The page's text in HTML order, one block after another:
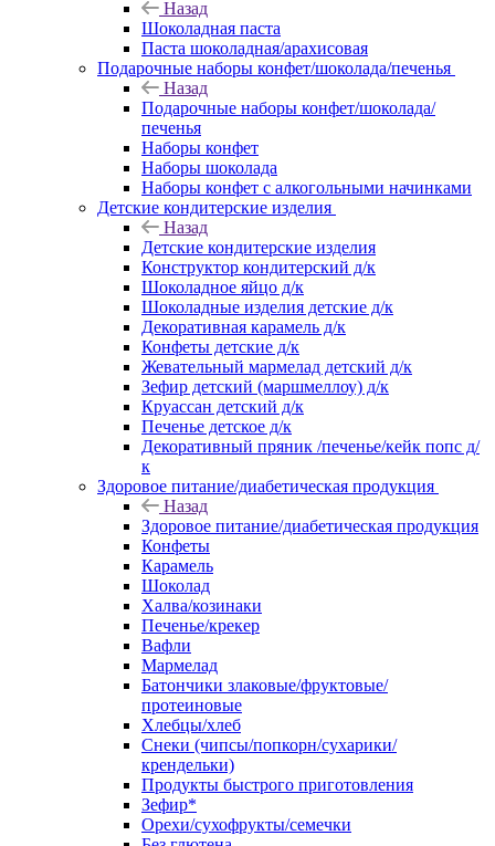
Назад
Шоколадная паста
Паста шоколадная/арахисовая
Подарочные наборы конфет/шоколада/печенья
Назад
Подарочные наборы конфет/шоколада/
печенья
Наборы конфет
Наборы шоколада
Наборы конфет с алкогольными начинками
Детские кондитерские изделия
Назад
Детские кондитерские изделия
Конструктор кондитерский д/к
Шоколадное яйцо д/к
Шоколадные изделия детские д/к
Декоративная карамель д/к
Конфеты детские д/к
Жевательный мармелад детский д/к
Зефир детский (маршмеллоу) д/к
Круассан детский д/к
Печенье детское д/к
Декоративный пряник /печенье/кейк попс д/
к
Здоровое питание/диабетическая продукция
Назад
Здоровое питание/диабетическая продукция
Конфеты
Карамель
Шоколад
Халва/козинаки
Печенье/крекер
Вафли
Мармелад
Батончики злаковые/фруктовые/
протеиновые
Хлебцы/хлеб
Снеки (чипсы/попкорн/сухарики/
крендельки)
Продукты быстрого приготовления
Зефир*
Орехи/сухофрукты/семечки